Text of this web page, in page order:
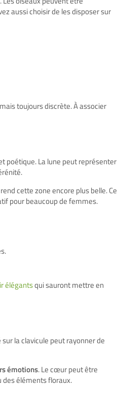
aussi choisir de les disposer sur
toujours discrète. À associer
poétique. La lune peut représenter
cette zone encore plus belle. Ce
pour beaucoup de femmes.
élégantsqui sauront mettre en
la clavicule peut rayonner de
émotions. Le cœur peut être
des éléments floraux.